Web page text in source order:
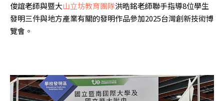
俊誼老師與暨大山立坊教育團隊洪晧銘老師聯手指導8位學生
發明三件與地方產業有關的發明作品參加2025台灣創新技術博
覽會。